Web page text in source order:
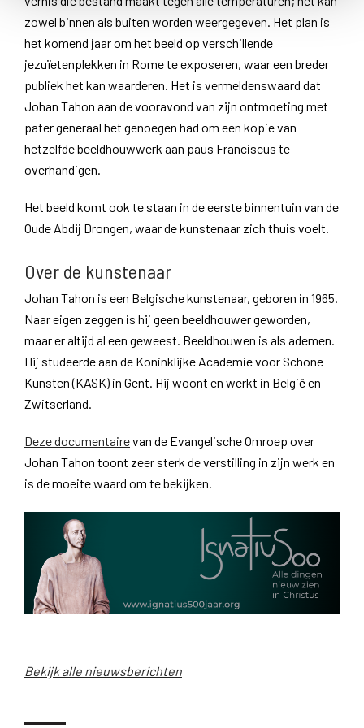
zowel binnen als buiten worden weergegeven. Het plan is
het komend jaar om het beeld op verschillende
jezuïetenplekken in Rome te exposeren, waar een breder
publiek het kan waarderen. Het is vermeldenswaard dat
Johan Tahon aan de vooravond van zijn ontmoeting met
pater generaal het genoegen had om een ​​kopie van
hetzelfde beeldhouwwerk aan paus Franciscus te
overhandigen.
Het beeld komt ook te staan in de eerste binnentuin van de
Oude Abdij Drongen, waar de kunstenaar zich thuis voelt.
Over de kunstenaar
Johan Tahon is een Belgische kunstenaar, geboren in 1965.
Naar eigen zeggen is hij geen beeldhouwer geworden,
maar er altijd al een geweest. Beeldhouwen is als ademen.
Hij studeerde aan de Koninklijke Academie voor Schone
Kunsten (KASK) in Gent. Hij woont en werkt in België en
Zwitserland.
Deze documentairevan de Evangelische Omroep over
Johan Tahon toont zeer sterk de verstilling in zijn werk en
is de moeite waard om te bekijken.
Bekijk alle nieuwsberichten